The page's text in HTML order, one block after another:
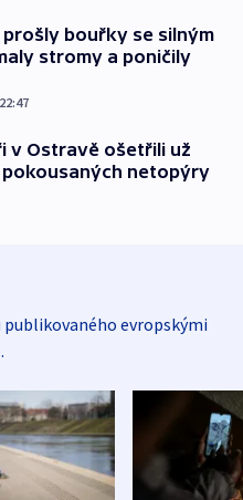
prošly bouřky se silným
stromy a poničily
v Ostravě ošetřili už
netopýry
publikovaného evropskými